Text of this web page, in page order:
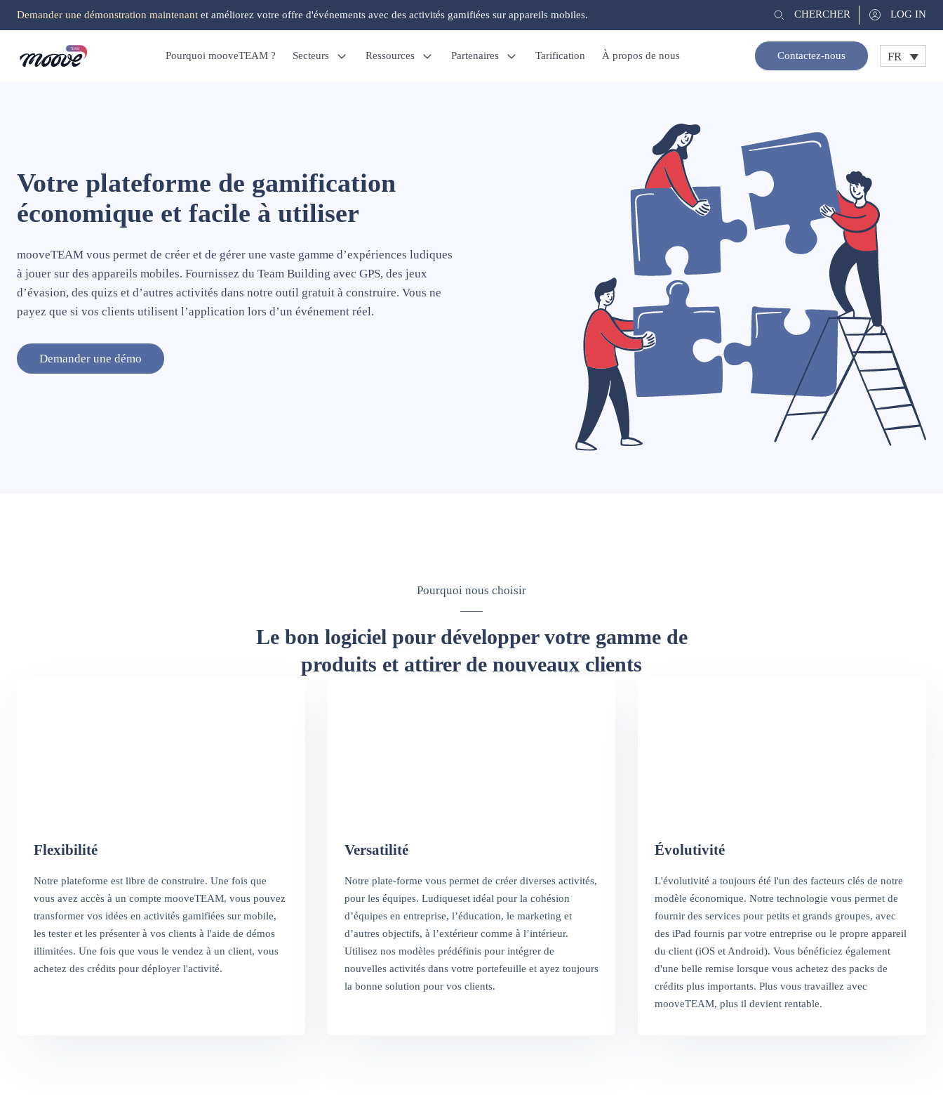
Demander une démonstration maintenant et améliorez votre offre d'événements avec des activités gamifiées sur appareils mobiles. CHERCHER LOG IN
Pourquoi mooveTEAM ? Secteurs Ressources Partenaires Tarification À propos de nous Contactez-nous FR
Votre plateforme de gamification
économique et facile à utiliser
mooveTEAM vous permet de créer et de gérer une vaste gamme d’expériences ludiques
à jouer sur des appareils mobiles. Fournissez du Team Building avec GPS, des jeux
d’évasion, des quizs et d’autres activités dans notre outil gratuit à construire. Vous ne
payez que si vos clients utilisent l’application lors d’un événement réel.
Demander une démo
Pourquoi nous choisir
Le bon logiciel pour développer votre gamme de
produits et attirer de nouveaux clients
Flexibilité
Notre plateforme est libre de construire. Une fois que
vous avez accès à un compte mooveTEAM, vous pouvez
transformer vos idées en activités gamifiées sur mobile,
les tester et les présenter à vos clients à l'aide de démos
illimitées. Une fois que vous le vendez à un client, vous
achetez des crédits pour déployer l'activité.
Versatilité
Notre plate-forme vous permet de créer diverses activités,
pour les équipes. Ludiqueset idéal pour la cohésion
d’équipes en entreprise, l’éducation, le marketing et
d’autres objectifs, à l’extérieur comme à l’intérieur.
Utilisez nos modèles prédéfinis pour intégrer de
nouvelles activités dans votre portefeuille et ayez toujours
la bonne solution pour vos clients.
Évolutivité
L'évolutivité a toujours été l'un des facteurs clés de notre
modèle économique. Notre technologie vous permet de
fournir des services pour petits et grands groupes, avec
des iPad fournis par votre entreprise ou le propre appareil
du client (iOS et Android). Vous bénéficiez également
d'une belle remise lorsque vous achetez des packs de
crédits plus importants. Plus vous travaillez avec
mooveTEAM, plus il devient rentable.